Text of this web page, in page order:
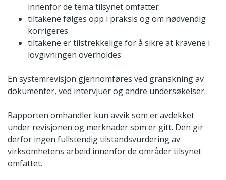
innenfor de tema tilsynet omfatter
tiltakene følges opp i praksis og om nødvendig
korrigeres
tiltakene er tilstrekkelige for å sikre at kravene i
lovgivningen overholdes
En systemrevisjon gjennomføres ved granskning av
dokumenter, ved intervjuer og andre undersøkelser.
Rapporten omhandler kun avvik som er avdekket
under revisjonen og merknader som er gitt. Den gir
derfor ingen fullstendig tilstandsvurdering av
virksomhetens arbeid innenfor de områder tilsynet
omfattet.